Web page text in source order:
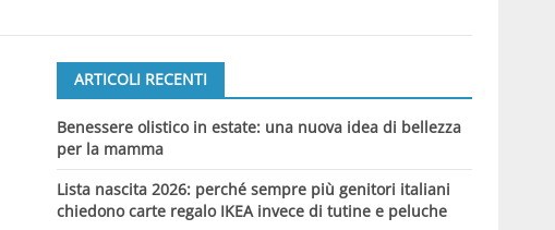
ARTICOLI RECENTI
Benessere olistico in estate: una nuova idea di bellezza
per la mamma
Lista nascita 2026: perché sempre più genitori italiani
chiedono carte regalo IKEA invece di tutine e peluche